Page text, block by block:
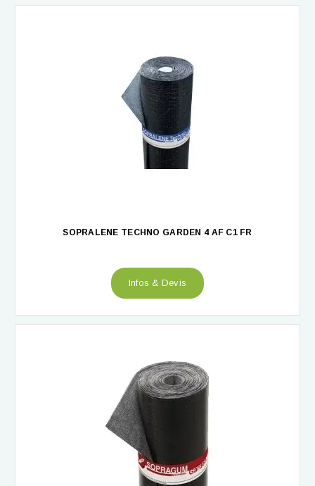
SOPRALENE TECHNO GARDEN 4 AF C1 FR
Infos & Devis